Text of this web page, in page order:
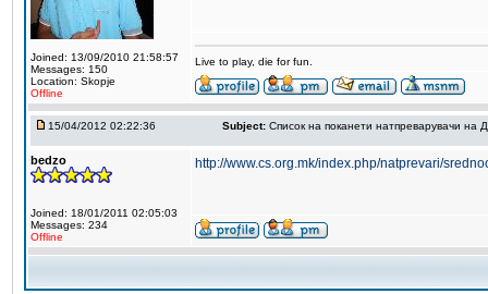
Joined: 13/09/2010 21:58:57
Messages: 150
Location: Skopje
Offline
Live to play, die for fun.
15/04/2012 02:22:36 Subject: Список на поканети натпреварувачи на
bedzo
Joined: 18/01/2011 02:05:03
Messages: 234
Offline
http://www.cs.org.mk/index.php/natprevari/